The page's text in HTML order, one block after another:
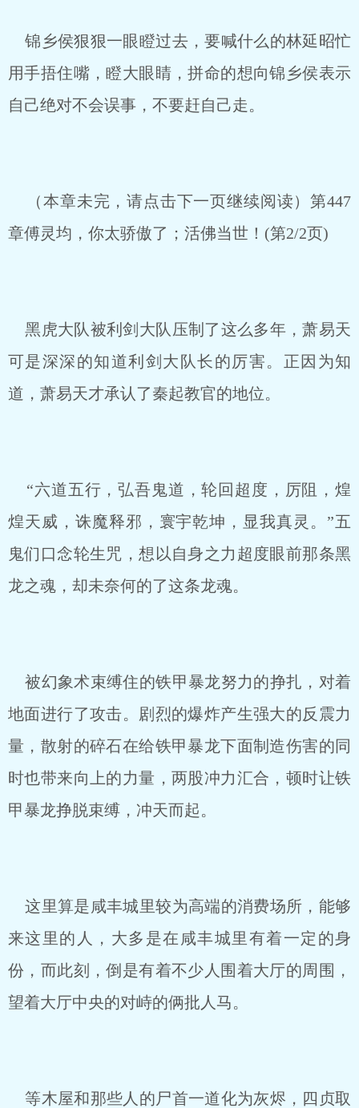
锦乡侯狠狠一眼瞪过去，要喊什么的林延昭忙
用手捂住嘴，瞪大眼睛，拼命的想向锦乡侯表示
自己绝对不会误事，不要赶自己走。
（本章未完，请点击下一页继续阅读）第447
章傅灵均，你太骄傲了；活佛当世！(第2/2页)
黑虎大队被利剑大队压制了这么多年，萧易天
可是深深的知道利剑大队长的厉害。正因为知
道，萧易天才承认了秦起教官的地位。
“六道五行，弘吾鬼道，轮回超度，厉阻，煌
煌天威，诛魔释邪，寰宇乾坤，显我真灵。”五
鬼们口念轮生咒，想以自身之力超度眼前那条黑
龙之魂，却未奈何的了这条龙魂。
被幻象术束缚住的铁甲暴龙努力的挣扎，对着
地面进行了攻击。剧烈的爆炸产生强大的反震力
量，散射的碎石在给铁甲暴龙下面制造伤害的同
时也带来向上的力量，两股冲力汇合，顿时让铁
甲暴龙挣脱束缚，冲天而起。
这里算是咸丰城里较为高端的消费场所，能够
来这里的人，大多是在咸丰城里有着一定的身
份，而此刻，倒是有着不少人围着大厅的周围，
望着大厅中央的对峙的俩批人马。
等木屋和那些人的尸首一道化为灰烬，四贞取